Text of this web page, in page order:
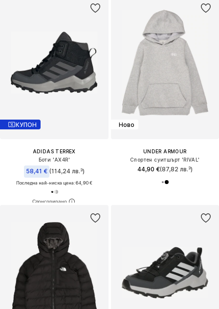
КУПОН
ADIDAS TERREX
Боти 'AX4R'
58,41 € (114,24 лв.³)
Последна най-ниска цена:64,90 €
Ново
UNDER ARMOUR
Спортен суитшърт 'RIVAL'
44,90 €(87,82 лв.³)